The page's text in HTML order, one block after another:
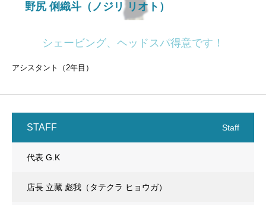
野尻 俐織斗（ノジリ リオト）
シェービング、ヘッドスパ得意です！
アシスタント（2年目）
STAFF Staff
代表 G.K
店長 立藏 彪我（タテクラ ヒョウガ）